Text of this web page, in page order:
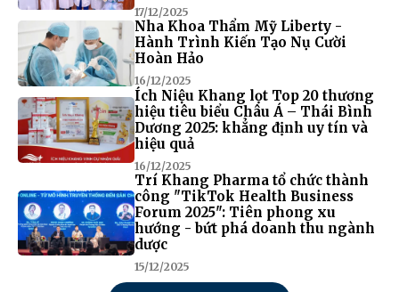
17/12/2025
Nha Khoa Thẩm Mỹ Liberty -
Hành Trình Kiến Tạo Nụ Cười
Hoàn Hảo
16/12/2025
Ích Niệu Khang lọt Top 20 thương
hiệu tiêu biểu Châu Á – Thái Bình
Dương 2025: khẳng định uy tín và
hiệu quả
16/12/2025
Trí Khang Pharma tổ chức thành
công "TikTok Health Business
Forum 2025": Tiên phong xu
hướng - bứt phá doanh thu ngành
dược
15/12/2025